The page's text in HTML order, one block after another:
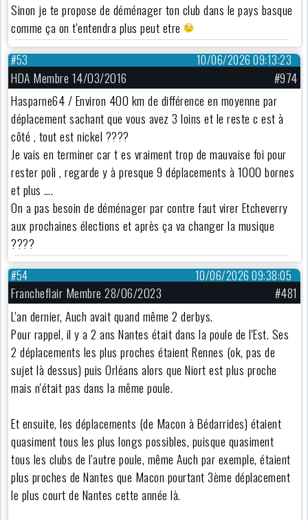
Sinon je te propose de déménager ton club dans le pays basque
comme ça on t'entendra plus peut etre
10/06/2026 09:13:23
#53
HDA Membre 14/03/2016
#974
Hasparne64 / Environ 400 km de différence en moyenne par
déplacement sachant que vous avez 3 loins et le reste c est à
côté , tout est nickel ????
Je vais en terminer car t es vraiment trop de mauvaise foi pour
rester poli , regarde y à presque 9 déplacements à 1000 bornes
et plus ….
On a pas besoin de déménager par contre faut virer Etcheverry
aux prochaines élections et après ça va changer la musique
????
10/06/2026 09:38:05
#54
Francheflair Membre 28/06/2023
#481
L'an dernier, Auch avait quand même 2 derbys.
Pour rappel, il y a 2 ans Nantes était dans la poule de l'Est. Ses
2 déplacements les plus proches étaient Rennes (ok, pas de
sujet là dessus) puis Orléans alors que Niort est plus proche
mais n'était pas dans la même poule.
Et ensuite, les déplacements (de Macon à Bédarrides) étaient
quasiment tous les plus longs possibles, puisque quasiment
tous les clubs de l'autre poule, même Auch par exemple, étaient
plus proches de Nantes que Macon pourtant 3ème déplacement
le plus court de Nantes cette année là.